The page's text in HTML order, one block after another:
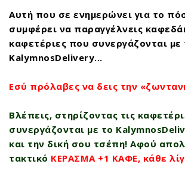
Αυτή που σε ενημερώνει για το
συμφέρει να παραγγέλνεις
καφετέριες που συνεργάζονται με
KalymnosDelivery...
Εσύ πρόλαβες να δεις την
Βλέπεις, στηρίζοντας τις
συνεργάζονται με το
και την δική σου τσέπη! Αφού
τακτικό ΚΕΡΑΣΜΑ +1 ΚΑΦΕ, κάθε